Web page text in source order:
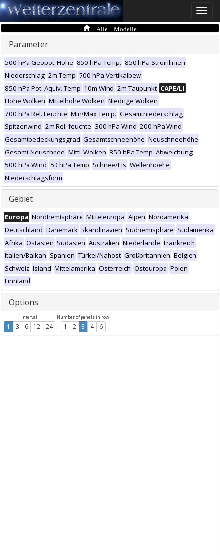
Toggle
Alle Modelle
Parameter
500 hPa Geopot. Höhe 850 hPa Temp. 850 hPa Stromlinien
Niederschlag 2m Temp 700 hPa Vertikalbew
850 hPa Pot. Äquiv. Temp 10m Wind 2m Taupunkt CAPE/LI
Hohe Wolken Mittelhohe Wolken Niedrige Wolken
700 hPa Rel. Feuchte Min/Max Temp. Gesamtniederschlag
Spitzenwind 2m Rel. feuchte 300 hPa Wind 200 hPa Wind
Gesamtbedeckungsgrad Gesamtschneehöhe Neuschneehöhe
Gesamt-Neuschnee Mittl. Wolken 850 hPa Temp. Abweichung
500 hPa Wind 50 hPa Temp Schnee/Eis Wellenhoehe
Niederschlagsform
Gebiet
Europa Nordhemisphäre Mitteleuropa Alpen Nordamerika
Deutschland Dänemark Skandinavien Südhemisphäre Südamerika
Afrika Ostasien Südasien Australien Niederlande Frankreich
Italien/Balkan Spanien Türkei/Nahost Großbritannien Belgien
Schweiz Island Mittelamerika Österreich Osteuropa Polen
Finnland
Options
Intervall
1 3 6 12 24
Number of panels in row
1 2 3 4 6